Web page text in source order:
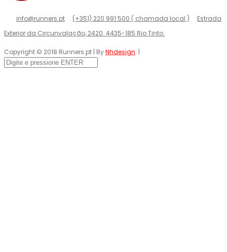
info@runners.pt (+351) 220 991 500 ( chamada local )
Estrada
Exterior da Circunvalação, 2420. 4435-185 Rio Tinto.
Copyright © 2018 Runners.pt | ByNhdesign. |